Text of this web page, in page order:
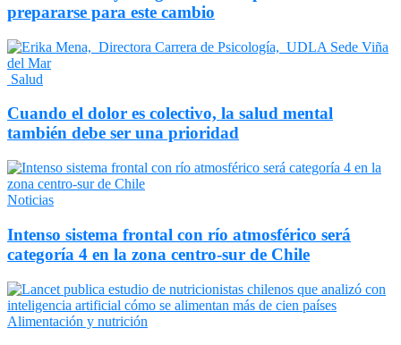
prepararse para este cambio
Salud
Cuando el dolor es colectivo, la salud mental
también debe ser una prioridad
Noticias
Intenso sistema frontal con río atmosférico será
categoría 4 en la zona centro-sur de Chile
Alimentación y nutrición